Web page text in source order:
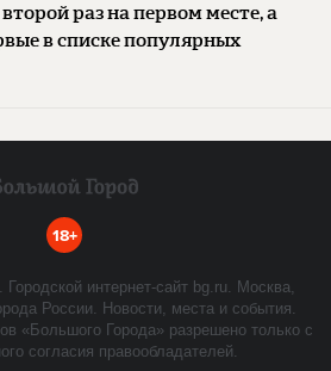
раз на первом месте, а
в списке популярных
18+
интернет-сайт bg.ru. Москва,
России. Новости, места и события.
«Большого Города» разрешено только с
согласия правообладателей.